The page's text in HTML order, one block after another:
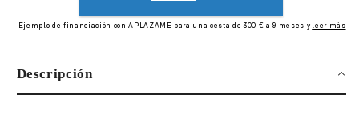
Descripción